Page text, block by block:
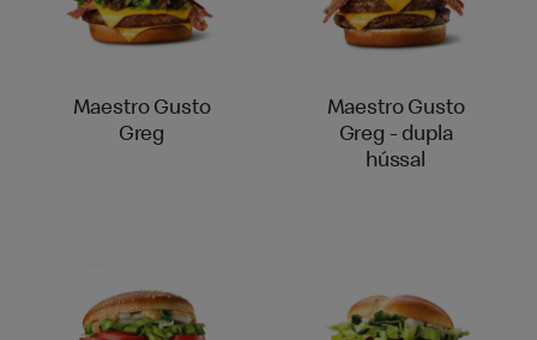
Maestro Gusto
Greg
Maestro Gusto
Greg - dupla
hússal